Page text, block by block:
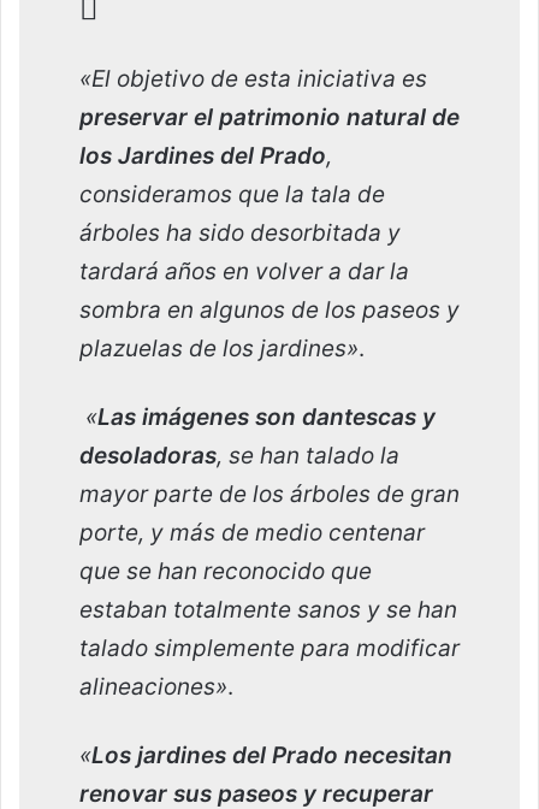
«El objetivo de esta iniciativa es
preservar el patrimonio natural de
los Jardines del Prado,
consideramos que la tala de
árboles ha sido desorbitada y
tardará años en volver a dar la
sombra en algunos de los paseos y
plazuelas de los jardines».
«Las imágenes son dantescas y
desoladoras, se han talado la
mayor parte de los árboles de gran
porte, y más de medio centenar
que se han reconocido que
estaban totalmente sanos y se han
talado simplemente para modificar
alineaciones».
«Los jardines del Prado necesitan
renovar sus paseos y recuperar